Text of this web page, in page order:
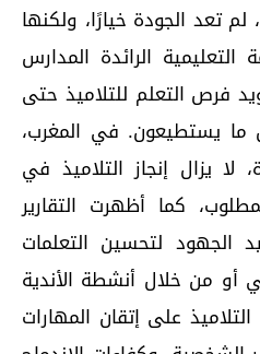
تعد الجودة خيارًا، ولكنها
الرائدة المدارس
فرص التعلم للتلاميذ حتى
ما يستطيعون. في المغرب،
يزال إنجاز التلاميذ في
كما أظهرت التقارير
الجهود لتحسين التعلمات
أو من خلال أنشطة الأندية
على إتقان المهارات